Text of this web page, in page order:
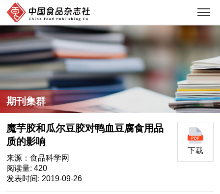
期刊集群
魔芋胶和瓜尔豆胶对鸭血豆腐食用品
质的影响
来源：食品科学网
阅读量: 420
发表时间: 2019-09-26
下载